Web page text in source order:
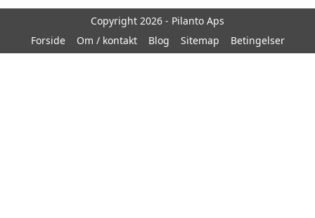
Copyright 2026 - Pilanto Aps
Forside
Om / kontakt Blog Sitemap Betingelser